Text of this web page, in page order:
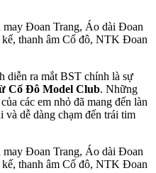
diễn ra mắt BST chính là sự
Cố Đô Model Club. Những
các em nhỏ đã mang đến làn
và dễ dàng chạm đến trái tim